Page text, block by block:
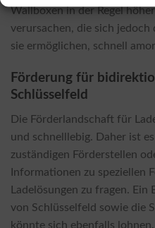
Wallboxen in der Regel
verursachen, die sich jedoch
sie ermöglichen, schnell
Förderung für
Schlüsselfeld
Die Förderlandschaft für
und schnelllebig. Daher ist
zuständigen Förderstellen
Informationen zu speziellen
Ladelösungen zu fragen.
von Schlüsselfeld sowie die
könnte sich ebenfalls